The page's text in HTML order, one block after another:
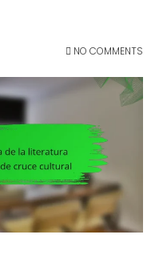
NO COMMENTS